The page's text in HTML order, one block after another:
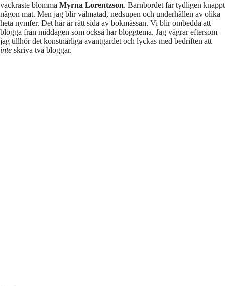
vackraste blomma Myrna Lorentzson. Barnbordet får tydligen knappt
någon mat. Men jag blir välmatad, nedsupen och underhållen av olika
heta nymfer. Det här är rätt sida av bokmässan. Vi blir ombedda att
blogga från middagen som också har bloggtema. Jag vägrar eftersom
jag tillhör det konstnärliga avantgardet och lyckas med bedriften att
inte skriva två bloggar.